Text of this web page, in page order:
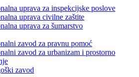
uprava za inspekcijske poslove
uprava civilne zaštite
uprava za šumarstvo
zavod za pravnu pomoć
zavod za urbanizam i prostorno
zavod